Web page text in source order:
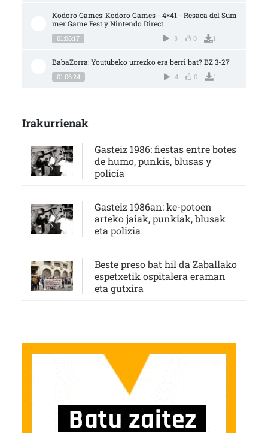
Kodoro Games: Kodoro Games - 4×41 - Resaca del Sum
mer Game Fest y Nintendo Direct
01:06:17 3 0 1
BabaZorra: Youtubeko urrezko era berri bat? BZ 3-27
01:06:24 4 0 1
Irakurrienak
Gasteiz 1986: fiestas entre botes
de humo, punkis, blusas y
policía
Gasteiz 1986an: ke-potoen
arteko jaiak, punkiak, blusak
eta polizia
Beste preso bat hil da Zaballako
espetxetik ospitalera eraman
eta gutxira